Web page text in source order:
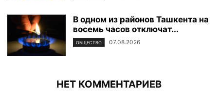
В одном из районов Ташкента на
восемь часов отключат...
ОБЩЕСТВО 07.08.2026
НЕТ КОММЕНТАРИЕВ